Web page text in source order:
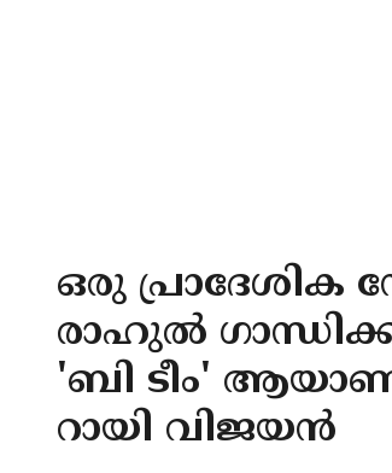
ഒരു പ്രാദേശിക
രാഹുൽ
'ബി ടീം'
റായി വിജയൻ